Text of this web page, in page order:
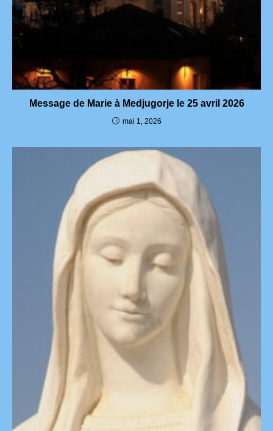
Message de Marie à Medjugorje le 25 avril 2026
mai 1, 2026